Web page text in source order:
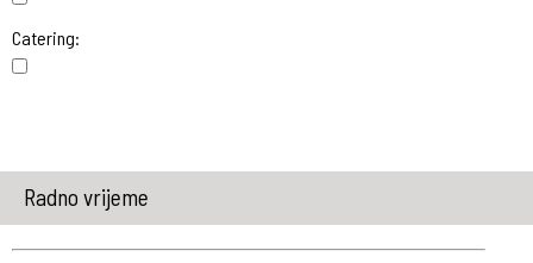
Catering:
Radno vrijeme